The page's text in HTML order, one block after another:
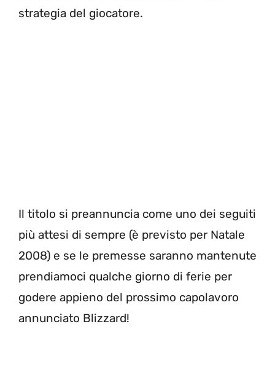
strategia del giocatore.
Il titolo si preannuncia come uno dei seguiti
più attesi di sempre (è previsto per Natale
2008) e se le premesse saranno mantenute
prendiamoci qualche giorno di ferie per
godere appieno del prossimo capolavoro
annunciato Blizzard!